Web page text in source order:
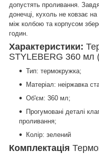
допустять проливання.
донечці, кухоль не ковзає
між колбою та корпусом
годин.
Характеристики:
STYLEBERG 360 мл
Тип: термокружка;
Матеріал: неіржавка
Об'єм: 360 мл;
Прогумовані деталі
проливання;
Колір: зелений
Комплектація